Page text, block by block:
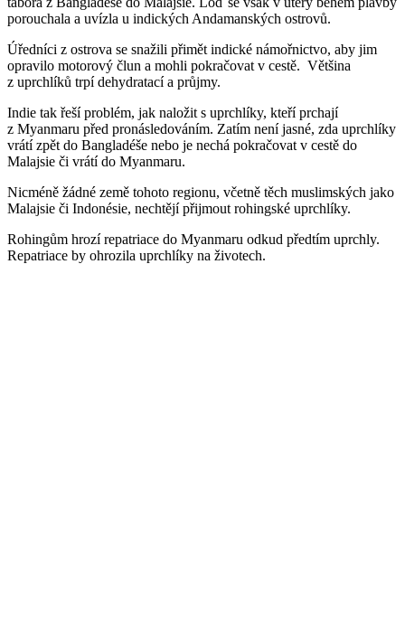
porouchala a uvízla u indických Andamanských ostrovů.
Úředníci z ostrova se snažili přimět indické námořnictvo, aby jim
opravilo motorový člun a mohli pokračovat v cestě. Většina
z uprchlíků trpí dehydratací a průjmy.
Indie tak řeší problém, jak naložit s uprchlíky, kteří prchají
z Myanmaru před pronásledováním. Zatím není jasné, zda uprchlíky
vrátí zpět do Bangladéše nebo je nechá pokračovat v cestě do
Malajsie či vrátí do Myanmaru.
Nicméně žádné země tohoto regionu, včetně těch muslimských jako
Malajsie či Indonésie, nechtějí přijmout rohingské uprchlíky.
Rohingům hrozí repatriace do Myanmaru odkud předtím uprchly.
Repatriace by ohrozila uprchlíky na životech.